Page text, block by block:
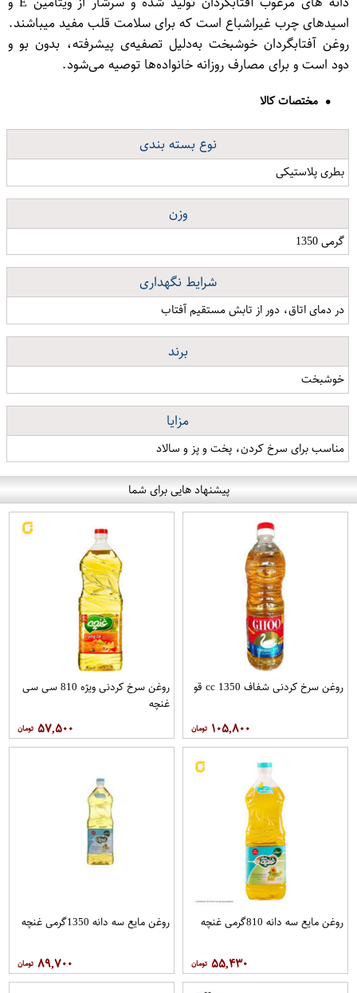
اسیدهای چرب غیراشباع است که برای سلامت قلب مفید میباشند.
روغن آفتابگردان خوشبخت به‌دلیل تصفیه‌ی پیشرفته، بدون بو و
دود است و برای مصارف روزانه خانواده‌ها توصیه می‌شود.
مختصات کالا
نوع بسته بندی
بطری پلاستیکی
وزن
گرمی 1350
شرایط نگهداری
در دمای اتاق، دور از تابش مستقیم آفتاب
برند
خوشبخت
مزایا
مناسب برای سرخ کردن، پخت و پز و سالاد
پیشنهاد هایی برای شما
روغن سرخ کردنی شفاف 1350 cc قو
۱۰۵,۸۰۰
روغن سرخ کردنی ویژه 810 سی سی
غنچه
۵۷,۵۰۰
روغن مايع سه دانه 810گرمی غنچه
۵۵,۴۳۰
روغن مايع سه دانه 1350گرمی غنچه
۸۹,۷۰۰